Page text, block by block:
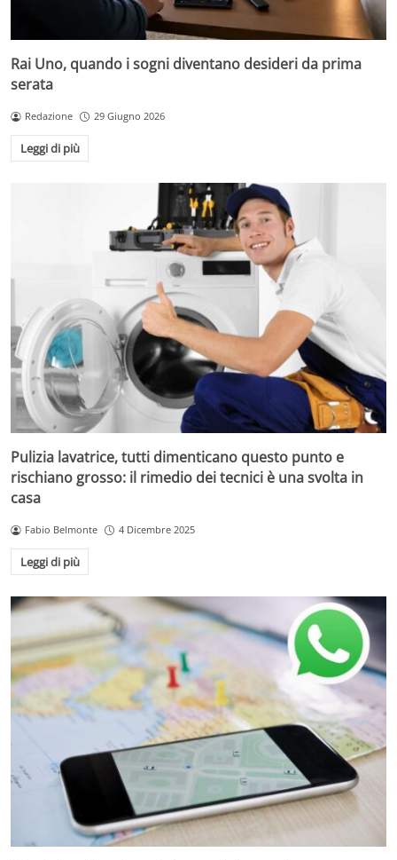
Rai Uno, quando i sogni diventano desideri da prima
serata
Redazione 29 Giugno 2026
Leggi di più
Pulizia lavatrice, tutti dimenticano questo punto e
rischiano grosso: il rimedio dei tecnici è una svolta in
casa
Fabio Belmonte 4 Dicembre 2025
Leggi di più